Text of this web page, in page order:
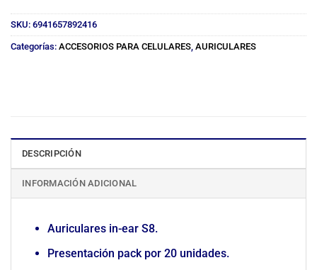
SKU: 6941657892416
Categorías: ACCESORIOS PARA CELULARES, AURICULARES
DESCRIPCIÓN
INFORMACIÓN ADICIONAL
Auriculares in-ear S8.
Presentación pack por 20 unidades.